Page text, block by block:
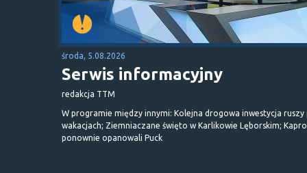
środa, 5.08.2026
Serwis informacyjny
redakcja TTM
W programie między innymi: Kolejna drogowa inwestycja ruszy
wakacjach; Ziemniaczane święto w Karlikowie Lęborskim;
ponownie opanowali Puck